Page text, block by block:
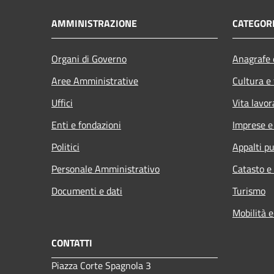
AMMINISTRAZIONE
Organi di Governo
Aree Amministrative
Uffici
Enti e fondazioni
Politici
Personale Amministrativo
Documenti e dati
Cultura
Vita
Imprese
Appalti
Catasto
Turismo
Mobilità
CONTATTI
Piazza Corte Spagnola 3